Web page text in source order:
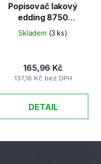
Popisovač lakový
edding 8750
oranžový 2-4mm
Skladem (3 ks)
137,16 Kč bez DPH
165,96 Kč
DETAIL